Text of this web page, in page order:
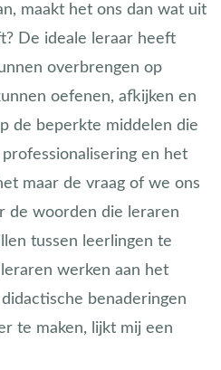
maakt het ons dan wat uit
De ideale leraar heeft
overbrengen op
oefenen, afkijken en
de beperkte middelen die
en het
maar de vraag of we ons
de woorden die leraren
tussen leerlingen te
werken aan het
benaderingen
te maken, lijkt mij een